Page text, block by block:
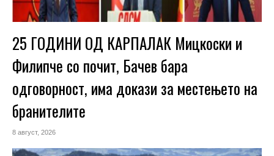
25 ГОДИНИ ОД КАРПАЛАК Мицкоски и
Филипче со почит, Бачев бара
одговорност, има докази за местењето на
бранителите
8 август, 2026